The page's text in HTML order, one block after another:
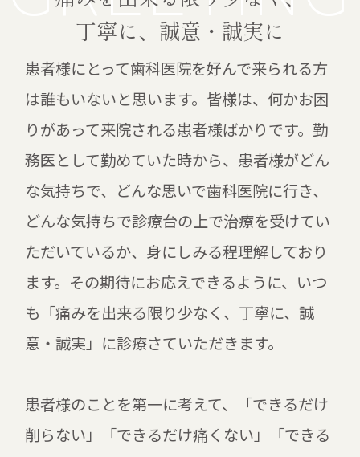
丁寧に、誠意・誠実に
患者様にとって歯科医院を好んで来られる方
は誰もいないと思います。皆様は、何かお困
りがあって来院される患者様ばかりです。勤
務医として勤めていた時から、患者様がどん
な気持ちで、どんな思いで歯科医院に行き、
どんな気持ちで診療台の上で治療を受けてい
ただいているか、身にしみる程理解しており
ます。その期待にお応えできるように、いつ
も「痛みを出来る限り少なく、丁寧に、誠
意・誠実」に診療さていただきます。
患者様のことを第一に考えて、「できるだけ
削らない」「できるだけ痛くない」「できる